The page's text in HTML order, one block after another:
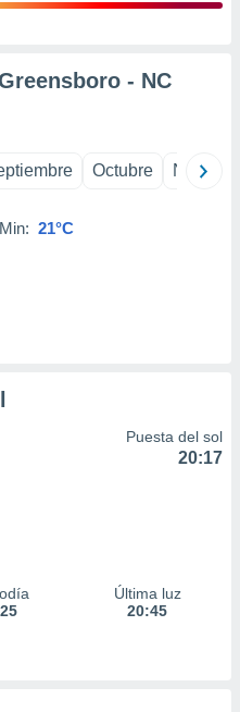
- NC
Octubre
Min: 21°C
Puesta del sol
20:17
Última luz
20:45